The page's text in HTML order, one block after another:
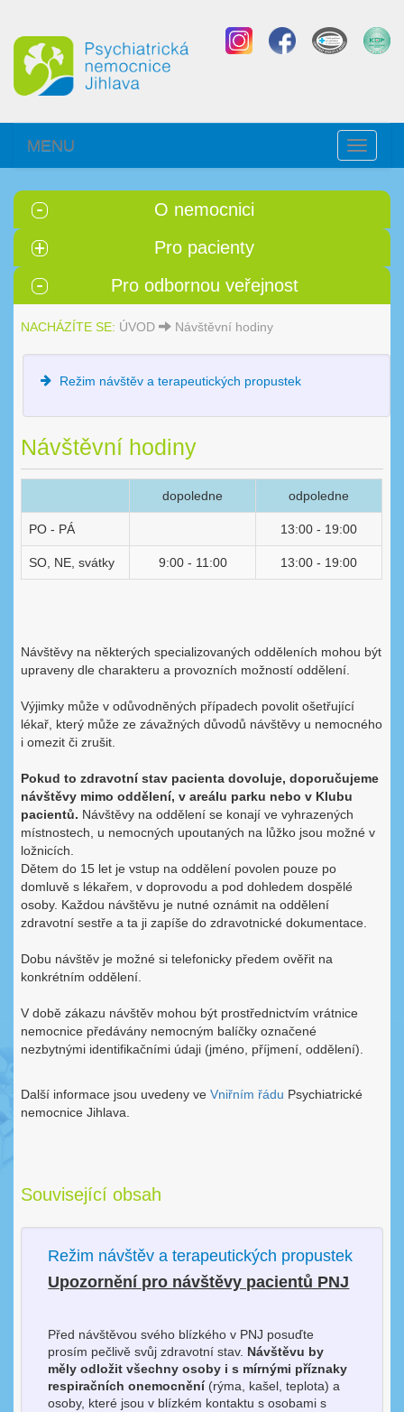
Toggle
MENU
O nemocnici
Pro pacienty
Pro odbornou veřejnost
NACHÁZÍTE SE: ÚVOD Návštěvní hodiny
Režim návštěv a terapeutických propustek
Návštěvní hodiny
dopoledne odpoledne
PO - PÁ 13:00 - 19:00
SO, NE, svátky 9:00 - 11:00 13:00 - 19:00
Návštěvy na některých specializovaných odděleních mohou být
upraveny dle charakteru a provozních možností oddělení.
Výjimky může v odůvodněných případech povolit ošetřující
lékař, který může ze závažných důvodů návštěvy u nemocného
i omezit či zrušit.
Pokud to zdravotní stav pacienta dovoluje, doporučujeme
návštěvy mimo oddělení, v areálu parku nebo v Klubu
pacientů. Návštěvy na oddělení se konají ve vyhrazených
místnostech, u nemocných upoutaných na lůžko jsou možné v
ložnicích.
Dětem do 15 let je vstup na oddělení povolen pouze po
domluvě s lékařem, v doprovodu a pod dohledem dospělé
osoby. Každou návštěvu je nutné oznámit na oddělení
zdravotní sestře a ta ji zapíše do zdravotnické dokumentace.
Dobu návštěv je možné si telefonicky předem ověřit na
konkrétním oddělení.
V době zákazu návštěv mohou být prostřednictvím vrátnice
nemocnice předávány nemocným balíčky označené
nezbytnými identifikačními údaji (jméno, příjmení, oddělení).
Další informace jsou uvedeny veVniřním řádu Psychiatrické
nemocnice Jihlava.
Související obsah
Režim návštěv a terapeutických propustek
Upozornění pro návštěvy pacientů PNJ
Před návštěvou svého blízkého v PNJ posuďte
prosím pečlivě svůj zdravotní stav. Návštěvu by
měly odložit všechny osoby i s mírnými příznaky
respiračních onemocnění(rýma, kašel, teplota) a
osoby, které jsou v blízkém kontaktu s osobami s